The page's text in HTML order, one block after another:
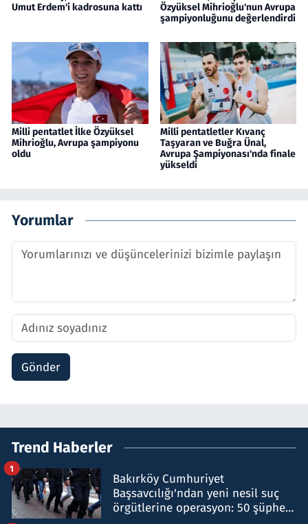
Umut Erdem'i kadrosuna kattı
Özyüksel Mihrioğlu'nun Avrupa
şampiyonluğunu değerlendirdi
Milli pentatlet İlke Özyüksel
Mihrioğlu, Avrupa şampiyonu
oldu
Milli pentatletler Kıvanç
Taşyaran ve Buğra Ünal,
Avrupa Şampiyonası'nda finale
yükseldi
Yorumlar
Gönder
Trend Haberler
Bakırköy Cumhuriyet
Başsavcılığı'ndan yeni nesil suç
örgütlerine operasyon: 50 şüpheli
1